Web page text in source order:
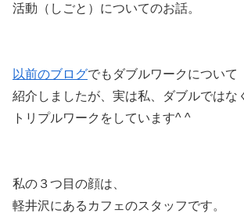
活動（しごと）についてのお話。
以前のブログでもダブルワークについて
紹介しましたが、実は私、ダブルではな
トリプルワークをしています^ ^
私の３つ目の顔は、
軽井沢にあるカフェのスタッフです。